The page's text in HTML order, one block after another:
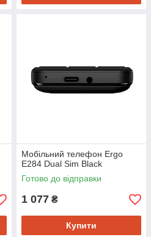
Мобiльний телефон Ergo
E284 Dual Sim Black
Готово до відправки
1 077 ₴
Купити